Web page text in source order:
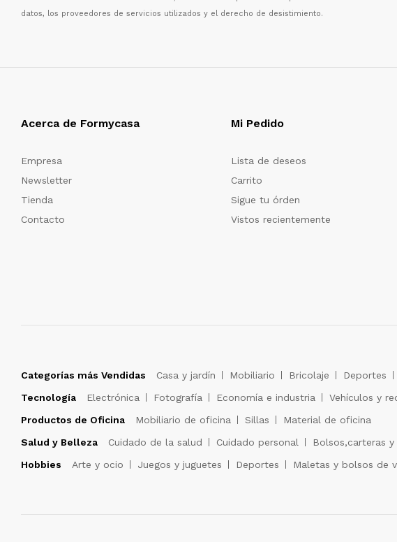
datos, los proveedores de servicios utilizados y el derecho de desistimiento.
Acerca de Formycasa
Empresa
Newsletter
Tienda
Contacto
Mi Pedido
Lista de deseos
Carrito
Sigue tu órden
Vistos recientemente
Categorías más Vendidas Casa y jardín Mobiliario Bricolaje Deportes
Tecnología
Electrónica Fotografía Economía e industria
Vehículos y
Productos de Oficina
Mobiliario de oficina Sillas
Material de oficina
Salud y Belleza
Cuidado de la salud Cuidado personal Bolsos,carteras
Hobbies
Arte y ocio Juegos y juguetes Deportes Maletas y bolsos de